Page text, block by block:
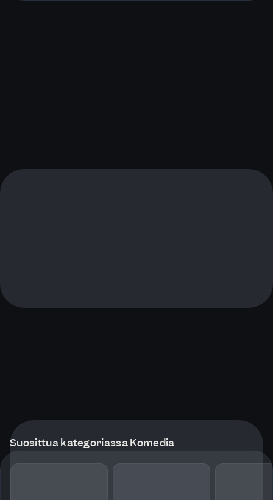
Suosittua kategoriassa Komedia